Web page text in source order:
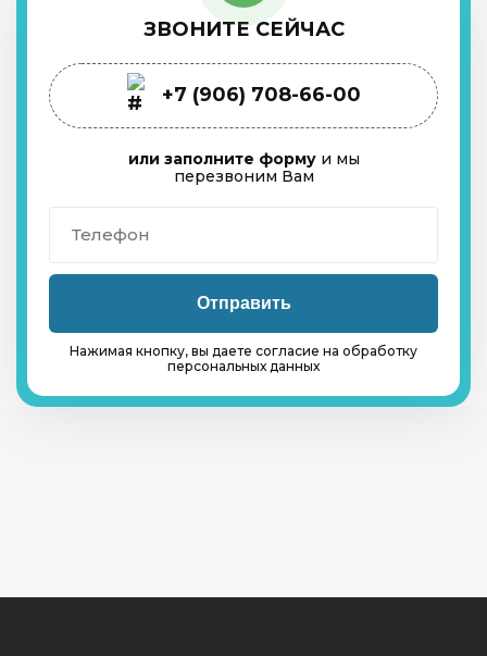
ЗВОНИТЕ СЕЙЧАС
+7 (906) 708-66-00
или заполните формуи мы
перезвоним Вам
Нажимая кнопку, вы даете согласие на обработку
персональных данных